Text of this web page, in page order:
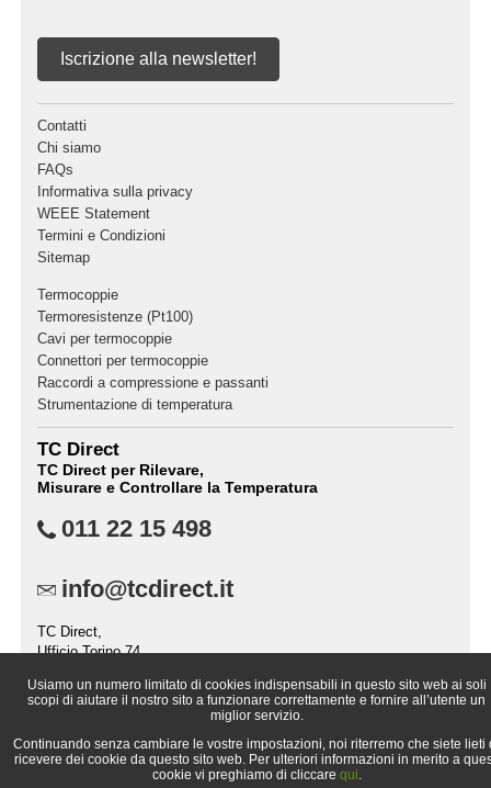
Iscrizione alla newsletter!
Contatti
Chi siamo
FAQs
Informativa sulla privacy
WEEE Statement
Termini e Condizioni
Sitemap
Termocoppie
Termoresistenze (Pt100)
Cavi per termocoppie
Connettori per termocoppie
Raccordi a compressione e passanti
Strumentazione di temperatura
TC Direct
TC Direct per Rilevare,
Misurare e Controllare la Temperatura
011 22 15 498
info@tcdirect.it
TC Direct,
Ufficio Torino 74,
10151 TORINO (TO),
Italia
Usiamo un numero limitato di cookies indispensabili in questo sito web ai soli
scopi di aiutare il nostro sito a funzionare correttamente e fornire all’utente un
miglior servizio.
Continuando senza cambiare le vostre impostazioni, noi riterremo che siete lieti
ricevere dei cookie da questo sito web. Per ulteriori informazioni in merito a
cookie vi preghiamo di cliccare qui.